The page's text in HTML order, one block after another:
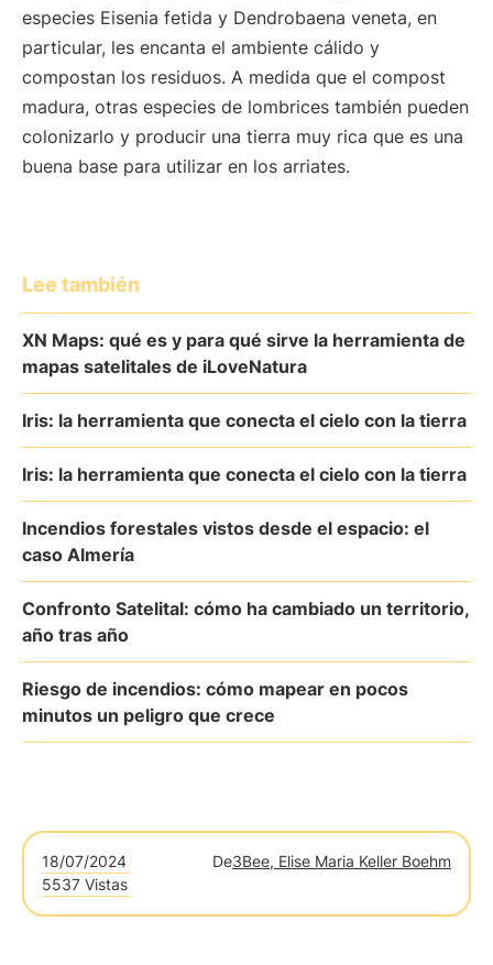
especies Eisenia fetida y Dendrobaena veneta, en
particular, les encanta el ambiente cálido y
compostan los residuos. A medida que el compost
madura, otras especies de lombrices también pueden
colonizarlo y producir una tierra muy rica que es una
buena base para utilizar en los arriates.
Lee también
XN Maps: qué es y para qué sirve la herramienta de
mapas satelitales de iLoveNatura
Iris: la herramienta que conecta el cielo con la tierra
Iris: la herramienta que conecta el cielo con la tierra
Incendios forestales vistos desde el espacio: el
caso Almería
Confronto Satelital: cómo ha cambiado un territorio,
año tras año
Riesgo de incendios: cómo mapear en pocos
minutos un peligro que crece
18/07/2024 De3Bee, Elise Maria Keller Boehm
5537 Vistas